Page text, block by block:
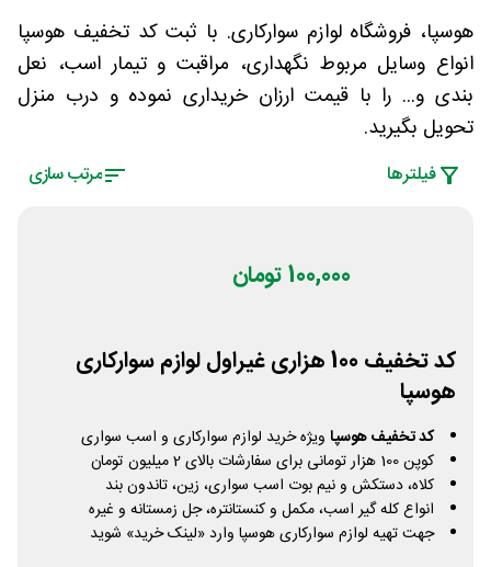
هوسپا، فروشگاه لوازم سوارکاری. با ثبت کد تخفیف هوسپا
انواع وسایل مربوط نگهداری، مراقبت و تیمار اسب، نعل
بندی و... را با قیمت ارزان خریداری نموده و درب منزل
تحویل بگیرید.
فیلتر‌ها مرتب سازی
100,000 تومان
کد تخفیف 100 هزاری غیراول لوازم سوارکاری
هوسپا
کد تخفیف هوسپا ویژه خرید لوازم سوارکاری و اسب سواری
کوپن 100 هزار تومانی برای سفارشات بالای 2 میلیون تومان
کلاه، دستکش و نیم بوت اسب سواری، زین، تاندون بند
انواع کله گیر اسب، مکمل و کنستانتره، جل زمستانه و غیره
جهت تهیه لوازم سوارکاری هوسپا وارد «لینک خرید» شوید